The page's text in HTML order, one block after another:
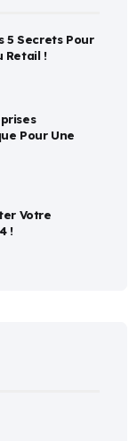
5 Secrets Pour
Retail !
Pour Une
Votre
!